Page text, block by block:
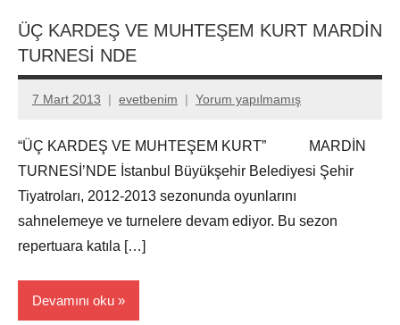
ÜÇ KARDEŞ VE MUHTEŞEM KURT MARDİN
TURNESİ NDE
7 Mart 2013 evetbenim Yorum yapılmamış
“ÜÇ KARDEŞ VE MUHTEŞEM KURT” MARDİN
TURNESİ’NDE İstanbul Büyükşehir Belediyesi Şehir
Tiyatroları, 2012-2013 sezonunda oyunlarını
sahnelemeye ve turnelere devam ediyor. Bu sezon
repertuara katıla […]
Devamını oku